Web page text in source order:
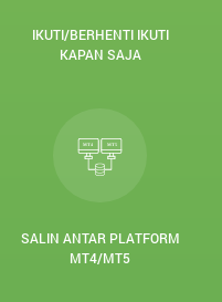
IKUTI/BERHENTI IKUTI
KAPAN SAJA
SALIN ANTAR PLATFORM
MT4/MT5